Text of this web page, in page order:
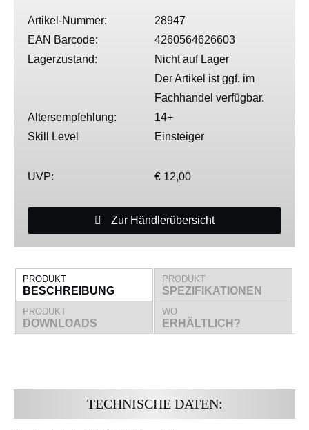
Artikel-Nummer:
28947
EAN Barcode:
4260564626603
Lagerzustand:
Nicht auf Lager
Der Artikel ist ggf. im
Fachhandel verfügbar.
Altersempfehlung:
14+
Skill Level
Einsteiger
UVP: € 12,00
Zur Händlerübersicht
PRODUKT
BESCHREIBUNG
PRODUKT
SPEZIFIKATIONEN
PRODUKT
DOWNLOADS
WO
ERHÄLTLICH?
TECHNISCHE DATEN: